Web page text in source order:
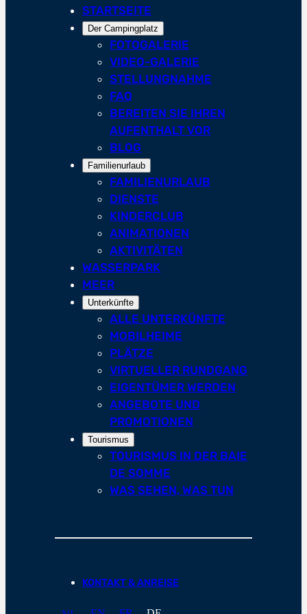
STARTSEITE
Der Campingplatz
FOTOGALERIE
VIDEO-GALERIE
STELLUNGNAHME
FAQ
BEREITEN SIE IHREN
AUFENTHALT VOR
BLOG
Familienurlaub
FAMILIENURLAUB
DIENSTE
KINDERCLUB
ANIMATIONEN
AKTIVITÄTEN
WASSERPARK
MEER
Unterkünfte
ALLE UNTERKÜNFTE
MOBILHEIME
PLÄTZE
VIRTUELLER RUNDGANG
EIGENTÜMER WERDEN
ANGEBOTE UND
PROMOTIONEN
Tourismus
TOURISMUS IN DER BAIE
DE SOMME
WAS SEHEN, WAS TUN
KONTAKT & ANREISE